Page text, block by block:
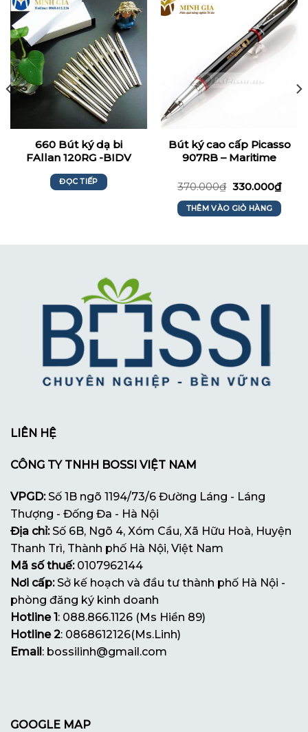
660 Bút ký dạ bi
FAllan 120RG -BIDV
ĐỌC TIẾP
Bút ký cao cấp Picasso
907RB – Maritime
370.000₫ 330.000₫
THÊM VÀO GIỎ HÀNG
LIÊN HỆ
CÔNG TY TNHH BOSSI VIỆT NAM
VPGD:Số 1B ngõ 1194/73/6 Đường Láng - Láng
Thượng - Đống Đa - Hà Nội
Địa chỉ:Số 6B, Ngõ 4, Xóm Cầu, Xã Hữu Hoà, Huyện
Thanh Trì, Thành phố Hà Nội, Việt Nam
Mã số thuế:0107962144
Nơi cấp:Sở kế hoạch và đầu tư thành phố Hà Nội -
phòng đăng ký kinh doanh
Hotline 1: 088.866.1126 (Ms Hiền 89)
Hotline 2: 0868612126(Ms.Linh)
Email: bossilinh@gmail.com
GOOGLE MAP